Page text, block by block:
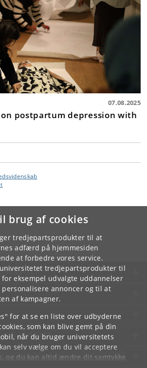
brug af cookies
tredjepartsprodukter til at
adfærd på hjemmesiden
at forbedre vores service.
tredjepartsprodukter til
eksempel udvalgte uddannelser
annoncer og til at
af kampagner.
for at se en liste over udbyderne
som kan blive gemt på din
når du bruger universitetets
selv vælge om du vil acceptere
og du kan altid ændre dit samtykke
07.08.2025
postpartum depression with
OG ANSATTE